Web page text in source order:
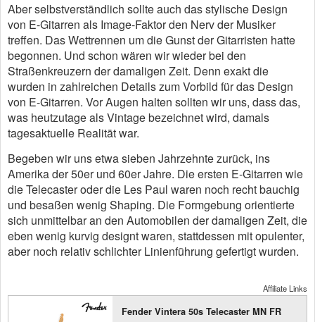
Aber selbstverständlich sollte auch das stylische Design
von E-Gitarren als Image-Faktor den Nerv der Musiker
treffen. Das Wettrennen um die Gunst der Gitarristen hatte
begonnen. Und schon wären wir wieder bei den
Straßenkreuzern der damaligen Zeit. Denn exakt die
wurden in zahlreichen Details zum Vorbild für das Design
von E-Gitarren. Vor Augen halten sollten wir uns, dass das,
was heutzutage als Vintage bezeichnet wird, damals
tagesaktuelle Realität war.
Begeben wir uns etwa sieben Jahrzehnte zurück, ins
Amerika der 50er und 60er Jahre. Die ersten E-Gitarren wie
die Telecaster oder die Les Paul waren noch recht bauchig
und besaßen wenig Shaping. Die Formgebung orientierte
sich unmittelbar an den Automobilen der damaligen Zeit, die
eben wenig kurvig designt waren, stattdessen mit opulenter,
aber noch relativ schlichter Linienführung gefertigt wurden.
Affiliate Links
Fender Vintera 50s Telecaster MN FR